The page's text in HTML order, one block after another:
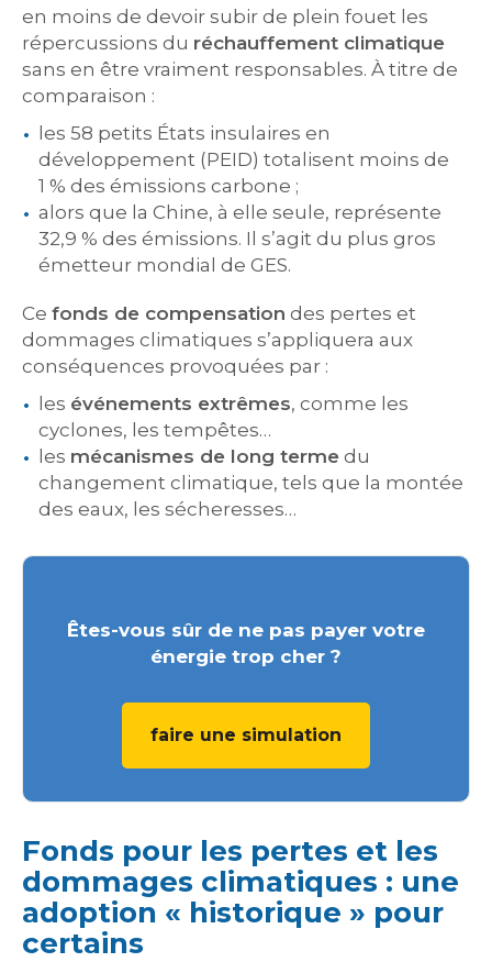
en moins de devoir subir de plein fouet les
répercussions du réchauffement climatique
sans en être vraiment responsables. À titre de
comparaison :
les 58 petits États insulaires en
développement (PEID) totalisent moins de
1 % des émissions carbone ;
alors que la Chine, à elle seule, représente
32,9 % des émissions. Il s’agit du plus gros
émetteur mondial de GES.
Ce fonds de compensation des pertes et
dommages climatiques s’appliquera aux
conséquences provoquées par :
les événements extrêmes, comme les
cyclones, les tempêtes…
les mécanismes de long terme du
changement climatique, tels que la montée
des eaux, les sécheresses…
Êtes-vous sûr de ne pas payer votre
énergie trop cher ?
faire une simulation
Fonds pour les pertes et les
dommages climatiques : une
adoption « historique » pour
certains